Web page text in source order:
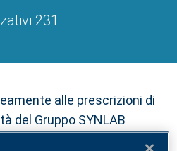
231
alle prescrizioni di
del Gruppo SYNLAB